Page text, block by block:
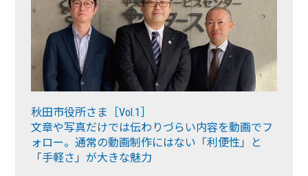
秋田市役所さま［Vol.1］
文章や写真だけでは伝わりづらい内容を動画でフ
ォロー。通常の動画制作にはない「利便性」と
「手軽さ」が大きな魅力